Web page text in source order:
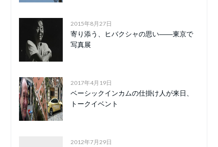
2015年8月27日
寄り添う、ヒバクシャの思い――東京で
写真展
2017年4月19日
ベーシックインカムの仕掛け人が来日、
トークイベント
2012年7月29日